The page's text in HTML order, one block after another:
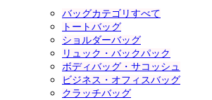
バッグカテゴリすべて
トートバッグ
ショルダーバッグ
リュック・バックパック
ボディバッグ・サコッシュ
ビジネス・オフィスバッグ
クラッチバッグ